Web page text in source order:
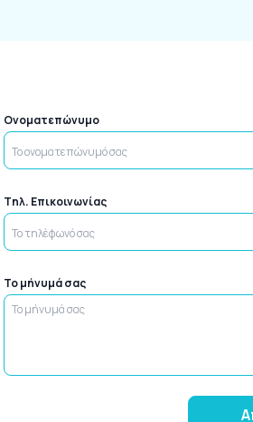
Ονοματεπώνυμο
Tηλ. Επικοινωνίας
Το μήνυμά σας